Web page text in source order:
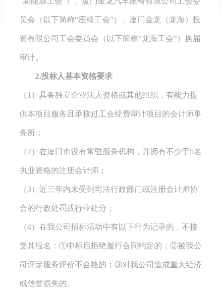
员会（以下简称“座椅工会”）、厦门金龙（龙海）投
资有限公司工会委员会（以下简称“龙海工会”）换届
审计。
2.投标人基本资格要求
（1） 具备独立企业法人资格或其他组织，有能力提
供本项目服务 且承接过工会经费审计项目 的会计师事
务所；
（2） 在厦门市设有常驻服务机构，并拥有不少于5名
执业资格的注册会计师；
（3） 近三年内未受到司法行政部门或注册会计师协
会的行政处罚或行业处分；
（4） 在我公司招标活动中有以下行为记录的 ，不接
受其报名： ①中标后拒绝履行合同约定的；②被我公
司 评定 服务评价不合格的； ③对我公司造成重大经济
或信誉损失的。